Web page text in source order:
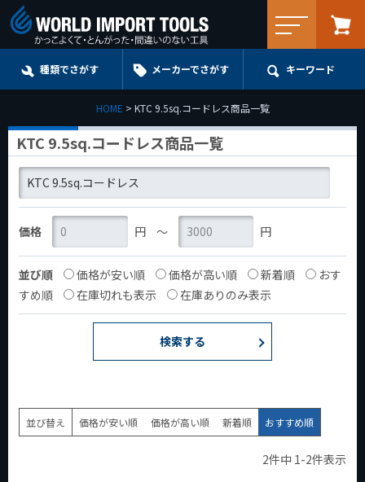
種類でさがす メーカーでさがす キーワード
HOME KTC 9.5sq.コードレス商品一覧
KTC 9.5sq.コードレス商品一覧
価格 円 〜 円
並び順 価格が安い順 価格が高い順 新着順
おす
すめ順
在庫切れも表示 在庫ありのみ表示
検索する
並び替え 価格が安い順 価格が高い順 新着順 おすすめ順
2件中 1-2件表示